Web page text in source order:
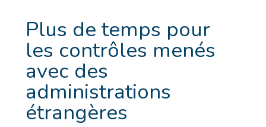
Plus de temps pour
les contrôles menés
avec des
administrations
étrangères